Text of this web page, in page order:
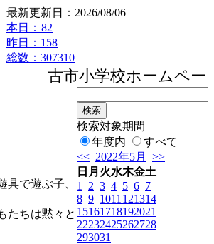
最新更新日：2026/08/06
本日： 82
昨日：158
総数：307310
古市小学校ホームページ
で遊ぶ子、
たちは黙々と
検索対象期間
年度内
すべて
<< 2022年5月
>>
日 月 火水木金土
1
2 3 4 5 6 7
8 9 1011 121314
15161718192021
22232425262728
293031